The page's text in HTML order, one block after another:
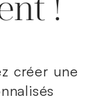
!
créer une